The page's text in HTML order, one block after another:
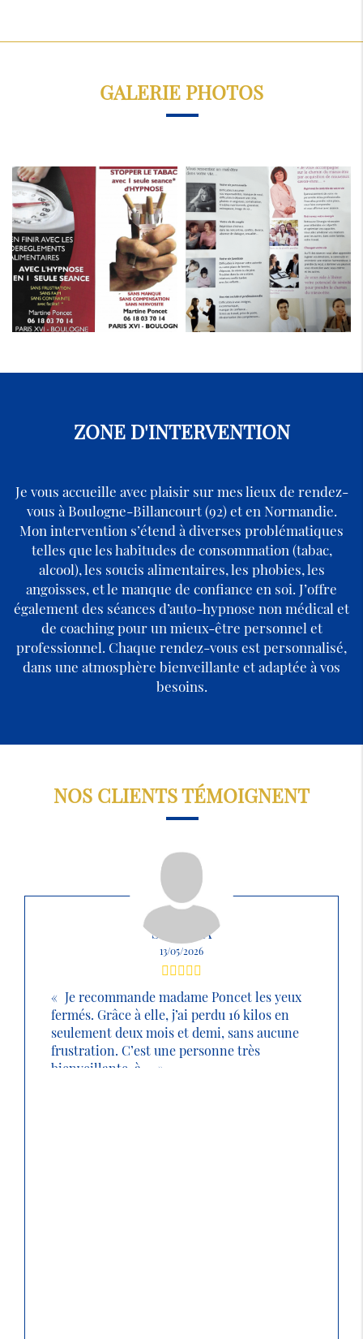
GALERIE PHOTOS
ZONE D'INTERVENTION
Je vous accueille avec plaisir sur mes lieux de rendez-
vous à Boulogne-Billancourt (92) et en Normandie.
Mon intervention s’étend à diverses problématiques
telles que les habitudes de consommation (tabac,
alcool), les soucis alimentaires, les phobies, les
angoisses, et le manque de confiance en soi. J’offre
également des séances d’auto-hypnose non médical et
de coaching pour un mieux-être personnel et
professionnel. Chaque rendez-vous est personnalisé,
dans une atmosphère bienveillante et adaptée à vos
besoins.
NOS CLIENTS TÉMOIGNENT
SABRINA
13/05/2026
Je recommande madame Poncet les yeux
fermés. Grâce à elle, j’ai perdu 16 kilos en
seulement deux mois et demi, sans aucune
frustration. C’est une personne très
bienveillante, à ...